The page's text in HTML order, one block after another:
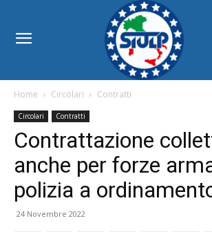
Home Circolari Contratti
Circolari Contratti
Contrattazione
anche per forze
polizia a
24 Novembre 2022